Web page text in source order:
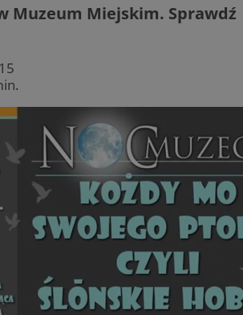
Muzeum Miejskim. Sprawdź